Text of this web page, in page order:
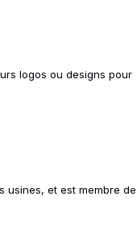
logos ou designs pour
usines, et est membre